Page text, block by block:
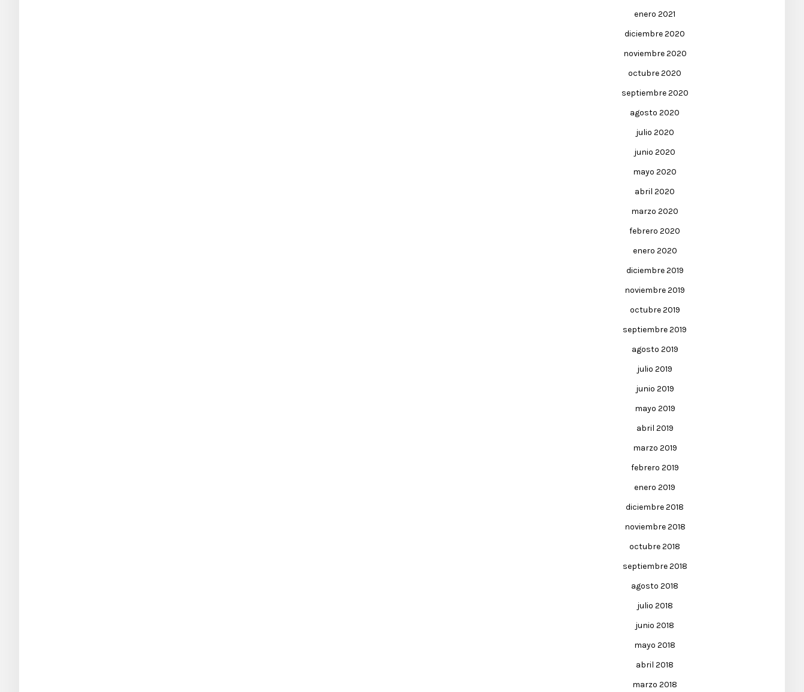
enero 2021
diciembre 2020
noviembre 2020
octubre 2020
septiembre 2020
agosto 2020
julio 2020
junio 2020
mayo 2020
abril 2020
marzo 2020
febrero 2020
enero 2020
diciembre 2019
noviembre 2019
octubre 2019
septiembre 2019
agosto 2019
julio 2019
junio 2019
mayo 2019
abril 2019
marzo 2019
febrero 2019
enero 2019
diciembre 2018
noviembre 2018
octubre 2018
septiembre 2018
agosto 2018
julio 2018
junio 2018
mayo 2018
abril 2018
marzo 2018